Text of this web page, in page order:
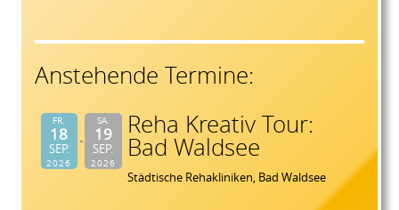
Anstehende Termine:
FR.
18
SEP.
2026
SA.
19
SEP.
2026
Reha Kreativ Tour:
Bad Waldsee
Städtische Rehakliniken, Bad Waldsee